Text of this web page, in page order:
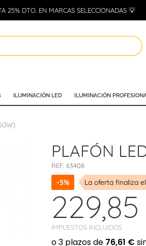
25% DTO. EN MARCAS SELECCIONADAS 💡
ILUMINACIÓN LED ILUMINACIÓN
PLAFÓN
REF: 63408
-5% La oferta finaliza el
IMPUESTOS INCLUIDOS